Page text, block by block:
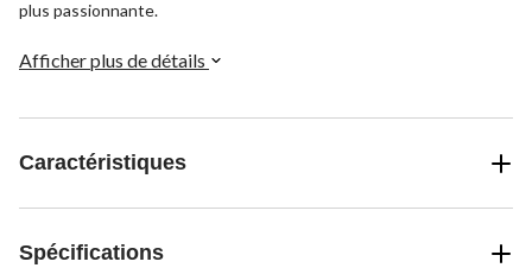
plus passionnante.
Afficher plus de détails
Caractéristiques
Spécifications